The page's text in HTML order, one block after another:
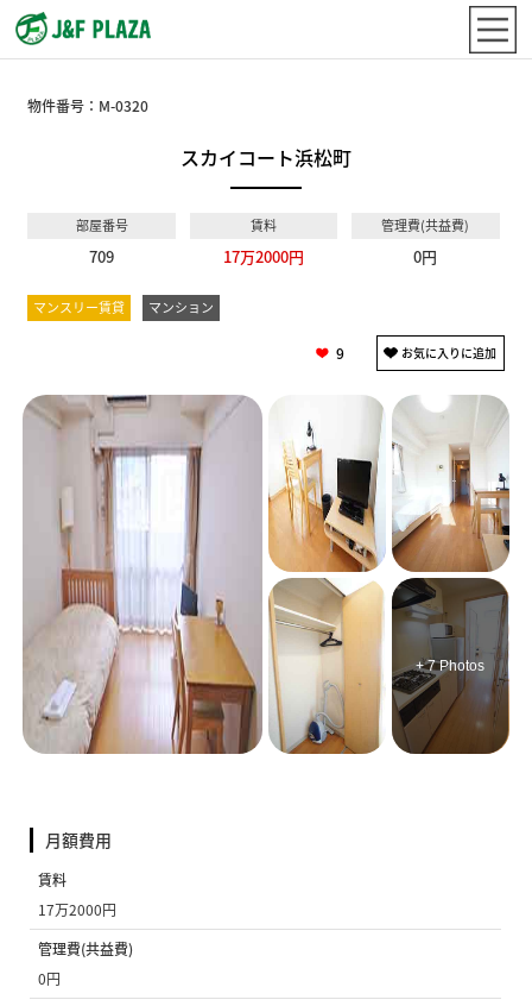
物件番号： M-0320
スカイコート浜松町
部屋番号
709
賃料
17万2000円
管理費(共益費)
0円
マンスリー賃貸 マンション
9
+ 7 Photos
月額費用
賃料
17万2000円
管理費(共益費)
0円